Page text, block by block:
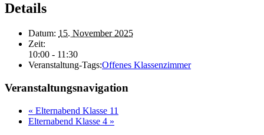
Details
Datum: 15. November 2025
Zeit:
10:00 - 11:30
Veranstaltung-Tags:Offenes Klassenzimmer
Veranstaltungsnavigation
« Elternabend Klasse 11
Elternabend Klasse 4 »